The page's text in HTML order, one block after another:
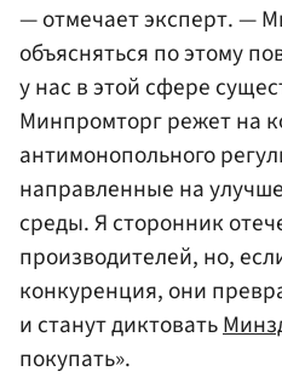
— отмечает эксперт. —
объясняться по этому
у нас в этой сфере
Минпромторг режет на
антимонопольного
направленные на
среды. Я сторонник
производителей, но,
конкуренция, они
и станут диктовать
покупать».